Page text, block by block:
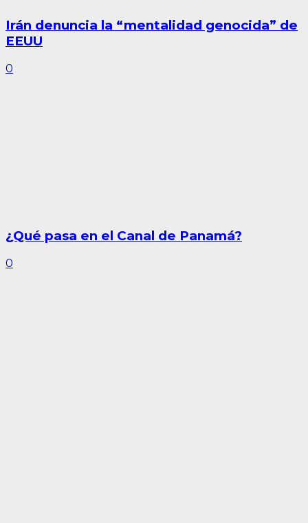
Irán denuncia la “mentalidad genocida” de
EEUU
0
¿Qué pasa en el Canal de Panamá?
0